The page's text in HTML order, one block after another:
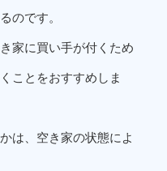
のです。
家に買い手が付くため
ことをおすすめしま
は、空き家の状態によ